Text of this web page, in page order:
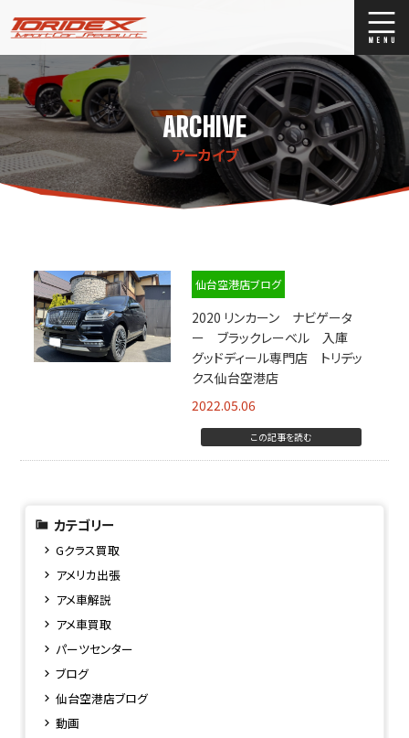
ブログ
Stock list
ストックリスト
買取
ARCHIVE
アーカイブ
仙台空港店ブログ
2020 リンカーン ナビゲータ
ー ブラックレーベル 入庫
グッドディール専門店 トリデッ
クス仙台空港店
2022.05.06
この記事を読む
カテゴリー
Gクラス買取
アメリカ出張
アメ車解説
アメ車買取
パーツセンター
ブログ
仙台空港店ブログ
動画